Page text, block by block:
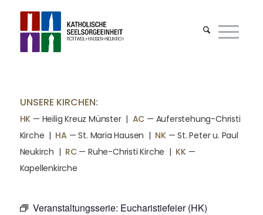
UNSERE KIRCHEN:
HK — Heilig Kreuz Münster | AC — Auferstehung-Christi
Kirche | HA — St. Maria Hausen | NK— St. Peter u. Paul
Neukirch | RC— Ruhe-Christi Kirche | KK—
Kapellenkirche
Veranstaltungsserie: Eucharistiefeier (HK)